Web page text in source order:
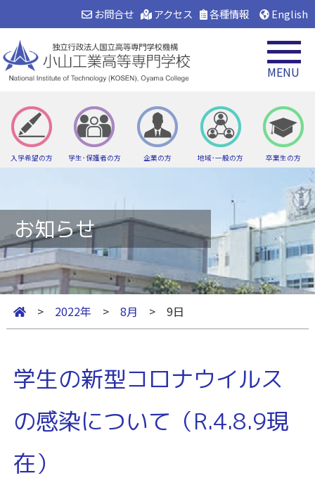
English
各種情報
アクセス
お問合せ
入学希望の方 学生･保護者の方 企業の方 地域･一般の方 卒業生の方
MENU
お知らせ
> 2022年 > 8月 > 9日
学生の新型コロナウイルス
の感染について（R.4.8.9現
在）